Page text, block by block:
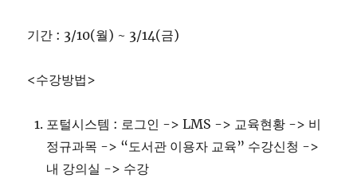
기간 : 3/10(월) ~ 3/14(금)
<수강방법>
포털시스템 : 로그인 -> LMS -> 교육현황 -> 비
정규과목 -> “도서관 이용자 교육” 수강신청 ->
내 강의실 -> 수강